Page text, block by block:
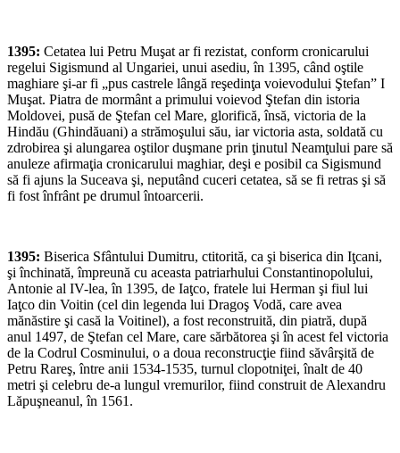
1395: Cetatea lui Petru Muşat ar fi rezistat, conform cronicarului
regelui Sigismund al Ungariei, unui asediu, în 1395, când oştile
maghiare şi-ar fi „pus castrele lângă reşedinţa voievodului Ştefan” I
Muşat. Piatra de mormânt a primului voievod Ştefan din istoria
Moldovei, pusă de Ştefan cel Mare, glorifică, însă, victoria de la
Hindău (Ghindăuani) a strămoşului său, iar victoria asta, soldată cu
zdrobirea şi alungarea oştilor duşmane prin ţinutul Neamţului pare să
anuleze afirmaţia cronicarului maghiar, deşi e posibil ca Sigismund
să fi ajuns la Suceava şi, neputând cuceri cetatea, să se fi retras şi să
fi fost înfrânt pe drumul întoarcerii.
1395: Biserica Sfântului Dumitru, ctitorită, ca şi biserica din Iţcani,
şi închinată, împreună cu aceasta patriarhului Constantinopolului,
Antonie al IV-lea, în 1395, de Iaţco, fratele lui Herman şi fiul lui
Iaţco din Voitin (cel din legenda lui Dragoş Vodă, care avea
mănăstire şi casă la Voitinel), a fost reconstruită, din piatră, după
anul 1497, de Ştefan cel Mare, care sărbătorea şi în acest fel victoria
de la Codrul Cosminului, o a doua reconstrucţie fiind săvârşită de
Petru Rareş, între anii 1534-1535, turnul clopotniţei, înalt de 40
metri şi celebru de-a lungul vremurilor, fiind construit de Alexandru
Lăpuşneanul, în 1561.